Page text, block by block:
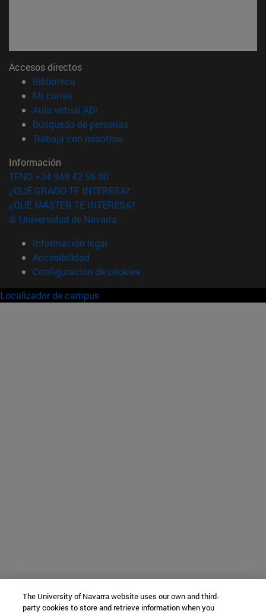
Accesos directos
Biblioteca
Mi correo(abre en nueva ventana)
Aula virtual ADI
Búsqueda de personas(abre en nueva ventana)
Trabaja con nosotros(abre en nueva ventana)
Información
TFNO +34 948 42 56 00
¿QUÉ GRADO TE INTERESA?
¿QUÉ MÁSTER TE INTERESA?
© Universidad de Navarra
Información legal
Accesibilidad
Configuración de cookies
Localizador de campus
The University of Navarra website uses our own and third-
party cookies to store and retrieve information when you